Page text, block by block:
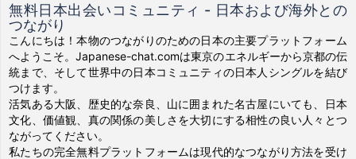
無料日本出会いコミュニティ - 日本および海外との
つながり
こんにちは！本物のつながりのための日本の主要プラットフォーム
へようこそ。Japanese-chat.comは東京のエネルギーから京都の伝
統まで、そして世界中の日本コミュニティの日本人シングルを結び
つけます。
活気ある大阪、歴史的な奈良、山に囲まれた名古屋にいても、日本
文化、価値観、真の関係の美しさを大切にする相性の良い人々とつ
ながってください。
私たちの完全無料プラットフォームは現代的なつながり方法を受け